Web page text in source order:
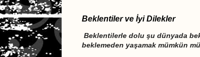
Beklentiler ve İyi Dilekler
Beklentilerle dolu şu dünyada
beklemeden yaşamak mümkün